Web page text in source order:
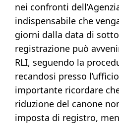
nei confronti
indispensabile che
giorni dalla data di
registrazione può
RLI, seguendo la
recandosi presso
importante ricordare
riduzione del canone
imposta di registro,